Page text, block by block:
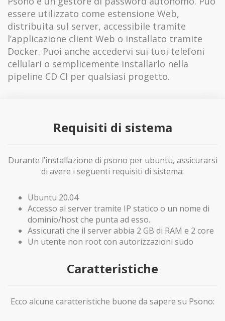
essere utilizzato come estensione Web,
distribuita sul server, accessibile tramite
l’applicazione client Web o installato tramite
Docker. Puoi anche accedervi sui tuoi telefoni
cellulari o semplicemente installarlo nella
pipeline CD CI per qualsiasi progetto.
Requisiti di sistema
Durante l’installazione di psono per ubuntu, assicurarsi
di avere i seguenti requisiti di sistema:
Ubuntu 20.04
Accesso al server tramite IP statico o un nome di
dominio/host che punta ad esso.
Assicurati che il server abbia 2 GB di RAM e 2 core
Un utente non root con autorizzazioni sudo
Caratteristiche
Ecco alcune caratteristiche buone da sapere su Psono: